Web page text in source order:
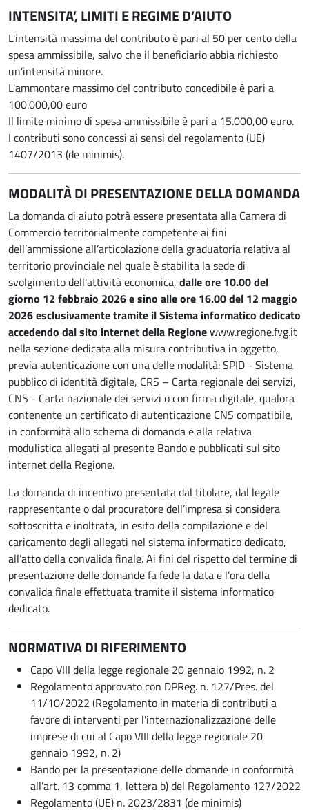
INTENSITA’, LIMITI E REGIME D’AIUTO
L'intensità massima del contributo è pari al 50 per cento della
spesa ammissibile, salvo che il beneficiario abbia richiesto
un’intensità minore.
L'ammontare massimo del contributo concedibile è pari a
100.000,00 euro
Il limite minimo di spesa ammissibile è pari a 15.000,00 euro.
I contributi sono concessi ai sensi del regolamento (UE)
1407/2013 (de minimis).
MODALITÀ DI PRESENTAZIONE DELLA DOMANDA
La domanda di aiuto potrà essere presentata alla Camera di
Commercio territorialmente competente ai fini
dell’ammissione all’articolazione della graduatoria relativa al
territorio provinciale nel quale è stabilita la sede di
svolgimento dell'attività economica, dalle ore 10.00 del
giorno 12 febbraio 2026 e sino alle ore 16.00 del 12 maggio
2026 esclusivamente tramite il Sistema informatico dedicato
accedendo dal sito internet della Regionewww.regione.fvg.it
nella sezione dedicata alla misura contributiva in oggetto,
previa autenticazione con una delle modalità: SPID - Sistema
pubblico di identità digitale, CRS – Carta regionale dei servizi,
CNS - Carta nazionale dei servizi o con firma digitale, qualora
contenente un certificato di autenticazione CNS compatibile,
in conformità allo schema di domanda e alla relativa
modulistica allegati al presente Bando e pubblicati sul sito
internet della Regione.
La domanda di incentivo presentata dal titolare, dal legale
rappresentante o dal procuratore dell’impresa si considera
sottoscritta e inoltrata, in esito della compilazione e del
caricamento degli allegati nel sistema informatico dedicato,
all’atto della convalida finale. Ai fini del rispetto del termine di
presentazione delle domande fa fede la data e l’ora della
convalida finale effettuata tramite il sistema informatico
dedicato.
NORMATIVA DI RIFERIMENTO
Capo VIII della legge regionale 20 gennaio 1992, n. 2
Regolamento approvato con DPReg. n. 127/Pres. del
11/10/2022 (Regolamento in materia di contributi a
favore di interventi per l'internazionalizzazione delle
imprese di cui al Capo VIII della legge regionale 20
gennaio 1992, n. 2)
Bando per la presentazione delle domande in conformità
all’art. 13 comma 1, lettera b) del Regolamento 127/2022
Regolamento (UE) n. 2023/2831 (de minimis)